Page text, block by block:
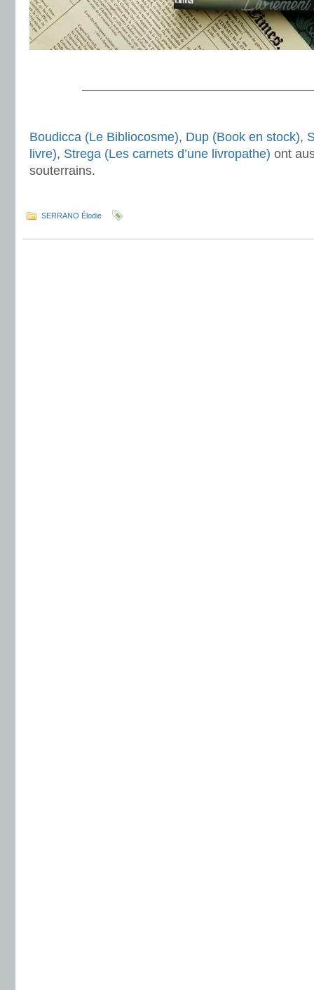
Boudicca (Le Bibliocosme), Dup (Book en stock),
livre), Strega (Les carnets d’une livropathe) ont
souterrains.
SERRANO Élodie